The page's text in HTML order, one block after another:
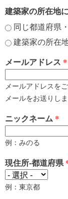
建築家の所在地
同じ都道府県
建築家の所在
メールアドレス *
メールアドレスを
メールをお送りし
ニックネーム *
例：みのる
現住所-都道府県
例：東京都